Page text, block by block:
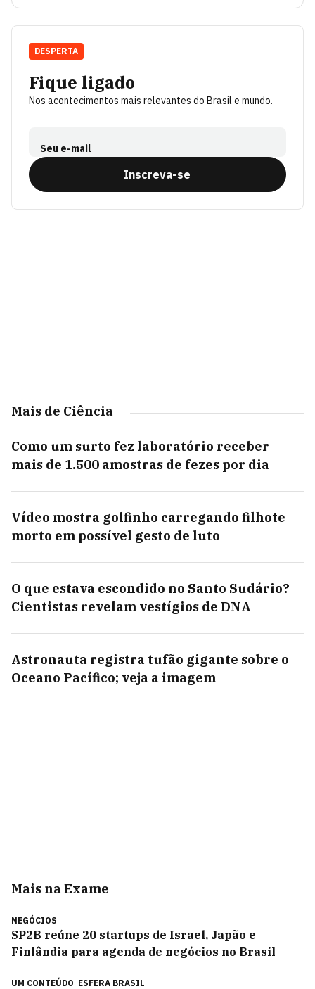
Fique ligado
Nos acontecimentos mais relevantes do Brasil e mundo.
Seu e-mail
Inscreva-se
DESPERTA
Mais de Ciência
Como um surto fez laboratório receber
mais de 1.500 amostras de fezes por dia
Vídeo mostra golfinho carregando filhote
morto em possível gesto de luto
O que estava escondido no Santo Sudário?
Cientistas revelam vestígios de DNA
Astronauta registra tufão gigante sobre o
Oceano Pacífico; veja a imagem
Mais na Exame
NEGÓCIOS
SP2B reúne 20 startups de Israel, Japão e
Finlândia para agenda de negócios no Brasil
UM CONTEÚDO ESFERA BRASIL